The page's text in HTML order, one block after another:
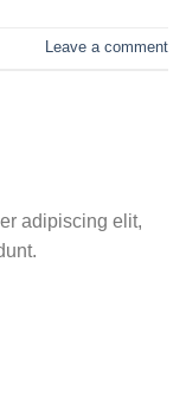
Leave a comment
adipiscing elit,